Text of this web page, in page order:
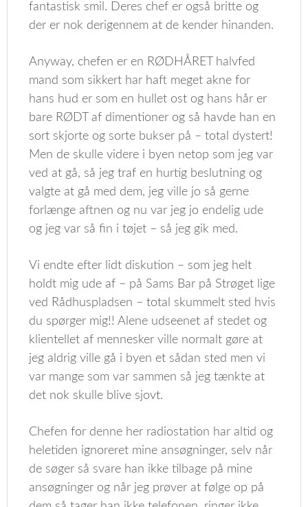
fantastisk smil. Deres chef er også britte og
der er nok derigennem at de kender hinanden.
Anyway, chefen er en RØDHÅRET halvfed
mand som sikkert har haft meget akne for
hans hud er som en hullet ost og hans hår er
bare RØDT af dimentioner og så havde han en
sort skjorte og sorte bukser på – total dystert!
Men de skulle videre i byen netop som jeg var
ved at gå, så jeg traf en hurtig beslutning og
valgte at gå med dem, jeg ville jo så gerne
forlænge aftnen og nu var jeg jo endelig ude
og jeg var så fin i tøjet – så jeg gik med.
Vi endte efter lidt diskution – som jeg helt
holdt mig ude af – på Sams Bar på Strøget lige
ved Rådhuspladsen – total skummelt sted hvis
du spørger mig!! Alene udseenet af stedet og
klientellet af mennesker ville normalt gøre at
jeg aldrig ville gå i byen et sådan sted men vi
var mange som var sammen så jeg tænkte at
det nok skulle blive sjovt.
Chefen for denne her radiostation har altid og
heletiden ignoreret mine ansøgninger, selv når
de søger så svare han ikke tilbage på mine
ansøgninger og når jeg prøver at følge op på